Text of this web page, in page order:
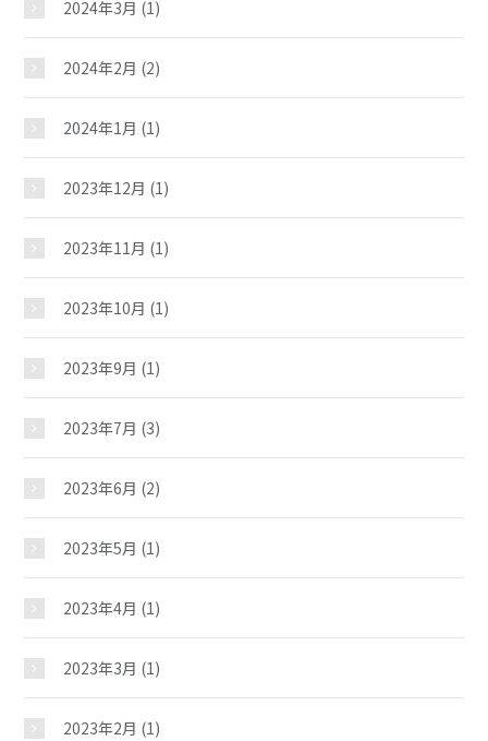
芳斎児童館
おしらせ
じどうかんだより
イベント
施設紹介
ギャラリー
教室紹介
夢ステーション
2024年3月 (1)
2024年2月 (2)
2024年1月 (1)
2023年12月 (1)
2023年11月 (1)
2023年10月 (1)
2023年9月 (1)
2023年7月 (3)
2023年6月 (2)
2023年5月 (1)
2023年4月 (1)
2023年3月 (1)
2023年2月 (1)